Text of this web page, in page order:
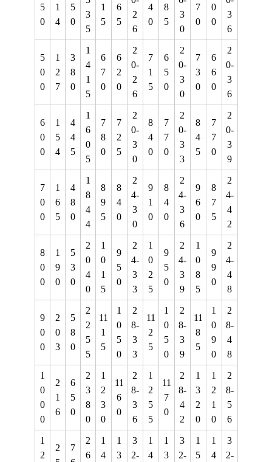
5
0
1
4
5
0
3
5
1
5
6
5
2
6
4
0
8
5
3
0
7
0
0
0
3
6
5
0
0
1
2
7
3
8
0
1
4
1
5
6
7
0
6
2
0
2
0-
2
6
7
1
5
6
5
0
2
0-
3
0
7
3
0
6
6
0
2
0-
3
6
6
0
0
1
5
4
4
4
5
1
6
0
5
7
8
0
7
2
5
2
0-
3
0
8
4
0
7
7
0
2
0-
3
3
8
4
5
7
7
0
2
0-
3
9
7
0
0
1
6
5
4
8
0
1
8
4
4
8
9
5
8
4
0
2
4-
3
0
9
1
0
8
4
0
2
4-
3
6
9
6
0
8
7
5
2
4-
4
2
8
0
0
1
9
0
5
3
0
2
0
4
0
1
0
1
5
9
5
0
2
4-
3
3
1
0
2
5
9
5
0
2
4-
3
9
1
0
8
5
9
9
0
2
4-
4
8
9
0
0
2
0
3
5
8
0
2
2
5
5
11
1
5
1
0
5
0
2
8-
3
3
11
2
5
1
0
5
0
2
8-
3
9
11
8
5
1
0
9
0
2
8-
4
8
1
0
0
0
2
1
6
6
5
0
2
3
8
0
1
2
3
0
11
6
0
2
8-
3
6
1
2
5
5
11
7
0
2
8-
4
2
1
3
2
0
1
2
1
0
2
8-
5
6
1
2
2
7
2
6
1
4
1
3
3
2-
1
4
1
3
3
2-
1
5
1
4
3
2-